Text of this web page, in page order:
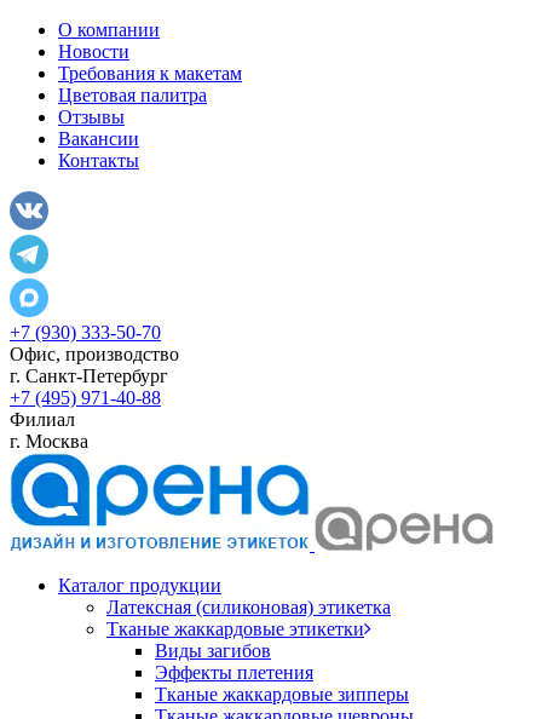
О компании
Новости
Требования к макетам
Цветовая палитра
Отзывы
Вакансии
Контакты
+7 (930) 333-50-70
Офис, производство
г. Санкт-Петербург
+7 (495) 971-40-88
Филиал
г. Москва
Каталог продукции
Латексная (силиконовая) этикетка
Тканые жаккардовые этикетки
Виды загибов
Эффекты плетения
Тканые жаккардовые зипперы